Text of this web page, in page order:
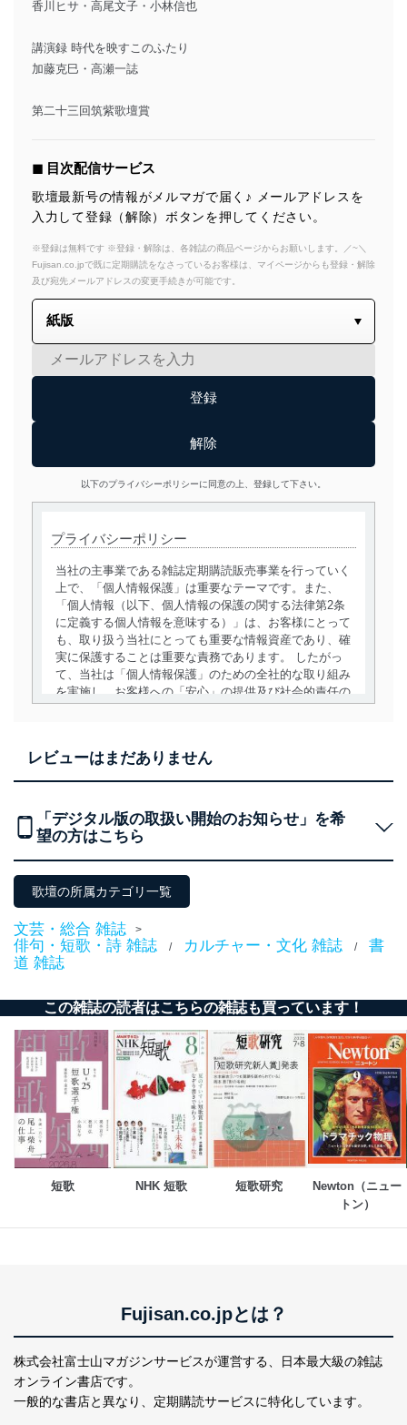
香川ヒサ・高尾文子・小林信也
講演録 時代を映すこのふたり
加藤克巳・高瀬一誌
第二十三回筑紫歌壇賞
◼︎ 目次配信サービス
歌壇最新号の情報がメルマガで届く♪ メールアドレスを
入力して登録（解除）ボタンを押してください。
※登録は無料です ※登録・解除は、各雑誌の商品ページからお願いします。／~＼
Fujisan.co.jpで既に定期購読をなさっているお客様は、マイページからも登録・解除
及び宛先メールアドレスの変更手続きが可能です。
以下のプライバシーポリシーに同意の上、登録して下さい。
プライバシーポリシー
当社の主事業である雑誌定期購読販売事業を行っていく
上で、「個人情報保護」は重要なテーマです。また、
「個人情報（以下、個人情報の保護の関する法律第2条
に定義する個人情報を意味する）」は、お客様にとって
も、取り扱う当社にとっても重要な情報資産であり、確
実に保護することは重要な責務であります。 したがっ
て、当社は「個人情報保護」のための全社的な取り組み
を実施し、お客様への「安心」の提供及び社会的責任の
達成に必要な範囲内で適法かつ公正な手段によって取
得・利用・提供を行います。また、当社が保有している
個人情報は、同意を得ずに目的外利用、第三者への提
供・開示は行いません。当社においてはこれらの取り組
みを確実にするため、従業者等の教育を徹底してまいり
ます。また、目的外利用を行わないために、適切な管理
法令遵守
その他の規範を遵守します。また、当社の管理の仕組み
に、これらの法令及びその他の規範を常に適合させま
す。
個人情報の安全管理措置
当社は、個人情報の正確性及び安全性を確保するため
に、下記セキュリティ対策をはじめとする安全対策を実
施し、個人情報の漏えい、滅失またはき損の防止及び是
正に努めます。
個人データを取り扱うことのできる機器及び当該
機器を取り扱う従業者を明確化し、 個人データへ
の不要なアクセスを防止しています。
ベース等を取り扱う情報システムを使用する従業
外部からの不正アクセス等の防止
個人データを取り扱う機器等のオペレーティング
システムを最新の状態に保持しています。
レビューはまだありません
「デジタル版の取扱い開始のお知らせ」を希
望の方はこちら
歌壇の所属カテゴリ一覧
文芸・総合 雑誌 >
俳句・短歌・詩 雑誌 / カルチャー・文化 雑誌 /
書
道 雑誌
この雑誌の読者はこちらの雑誌も買っています！
短歌 NHK 短歌 短歌研究
Newton（ニュー
トン）
Fujisan.co.jpとは？
株式会社富士山マガジンサービスが運営する、
日本最大級の雑誌
オンライン書店です。
一般的な書店と異なり、 定期購読サービスに特化しています。